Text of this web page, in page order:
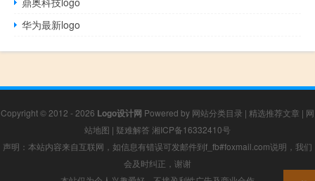
华为最新logo
Copyright © 2012 - 2026 Logo设计网 Powered by 网站分类目录 | 精选推荐文章 | 网
站地图 | 疑难解答 湘ICP备16332410号
声明：本站内容来自互联网，如信息有错误可发邮件到f_fb#foxmail.com说明，我们
会及时纠正，谢谢